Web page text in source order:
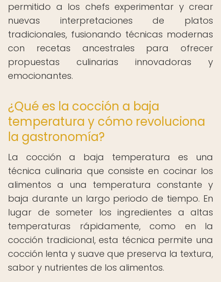
permitido a los chefs experimentar y crear
nuevas interpretaciones de platos
tradicionales, fusionando técnicas modernas
con recetas ancestrales para ofrecer
propuestas culinarias innovadoras y
emocionantes.
¿Qué es la cocción a baja
temperatura y cómo revoluciona
la gastronomía?
La cocción a baja temperatura es una
técnica culinaria que consiste en cocinar los
alimentos a una temperatura constante y
baja durante un largo periodo de tiempo. En
lugar de someter los ingredientes a altas
temperaturas rápidamente, como en la
cocción tradicional, esta técnica permite una
cocción lenta y suave que preserva la textura,
sabor y nutrientes de los alimentos.